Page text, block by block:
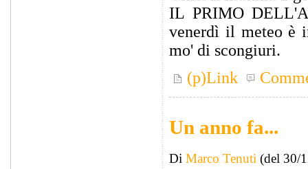
IL PRIMO
venerdì il meteo è
mo' di scongiuri.
(p)Link
Un anno fa...
Di Marco Tenuti (del 30/